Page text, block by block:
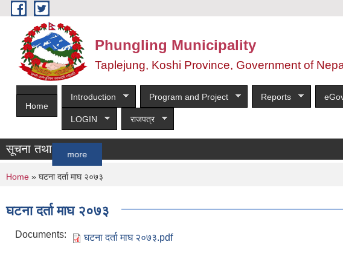
Skip to main content
Phungling Municipality
Taplejung, Koshi Province, Government of
Home
Introduction Program and Project Reports
LOGIN राजपत्र
सूचना तथा समाचार
more
You are here
Home » घटना दर्ता माघ २०७३
घटना दर्ता माघ २०७३
Documents: घटना दर्ता माघ २०७३.pdf